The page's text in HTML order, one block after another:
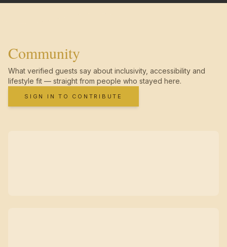
Community
What verified guests say about inclusivity, accessibility and
lifestyle fit — straight from people who stayed here.
SIGN IN TO CONTRIBUTE